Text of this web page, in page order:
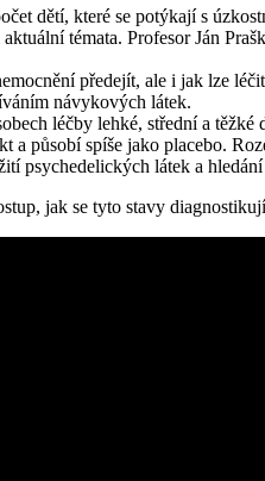
dětí, které se potýkají s
témata. Profesor Ján
předejít, ale i jak lze
návykových látek.
léčby lehké, střední a
a působí spíše jako placebo.
psychedelických látek a
jak se tyto stavy